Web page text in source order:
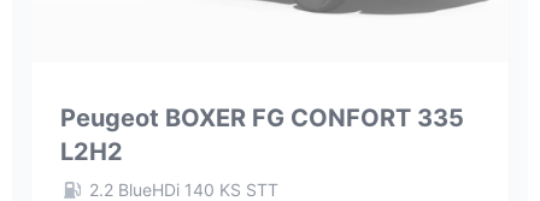
Peugeot BOXER FG CONFORT 335
L2H2
2.2 BlueHDi 140 KS STT